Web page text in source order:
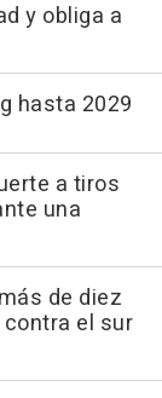
y obliga a
hasta 2029
a tiros
una
de diez
el sur